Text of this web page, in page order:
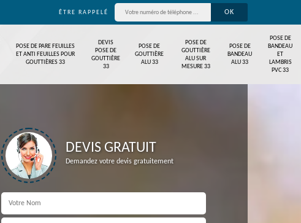
ÊTRE RAPPELÉ
POSE DE PARE FEUILLES
ET ANTI FEUILLES POUR
GOUTTIÈRES 33
DEVIS
POSE DE
GOUTTIÈRE
33
POSE DE
GOUTTIÈRE
ALU 33
POSE DE
GOUTTIÈRE
ALU SUR
MESURE 33
POSE DE
BANDEAU
ALU 33
POSE DE
BANDEAU
ET
LAMBRIS
PVC 33
DEVIS GRATUIT
Demandez votre devis gratuitement